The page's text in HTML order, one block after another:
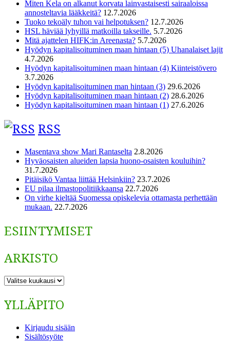
Miten Kela on alkanut korvata lainvastaisesti sairaaloissa
annosteltavia lääkkeitä? 12.7.2026
Tuoko tekoäly tuhon vai helpotuksen? 12.7.2026
HSL häviää lyhyillä matkoilla takseille. 5.7.2026
Mitä ajattelen HIFK:in Areenasta? 5.7.2026
Hyödyn kapitalisoituminen maan hintaan (5) Uhanalaiset lajit
4.7.2026
Hyödyn kapitalisoituminen maan hintaan (4) Kiinteistövero
3.7.2026
Hyödyn kapitalisoituminen man hintaan (3) 29.6.2026
Hyödyn kapitalisoituminen maan hintaan (2) 28.6.2026
Hyödyn kapitalisoituminen maan hintaan (1) 27.6.2026
RSS
Masentava show Mari Rantaselta 2.8.2026
Hyväosaisten alueiden lapsia huono-osaisten kouluihin?
31.7.2026
Pitäisikö Vantaa liittää Helsinkiin? 23.7.2026
EU pilaa ilmastopolitiikkaansa 22.7.2026
On virhe kieltää Suomessa opiskelevia ottamasta perhettään
mukaan. 22.7.2026
ESIINTYMISET
ARKISTO
ARKISTO
YLLÄPITO
Kirjaudu sisään
Sisältösyöte